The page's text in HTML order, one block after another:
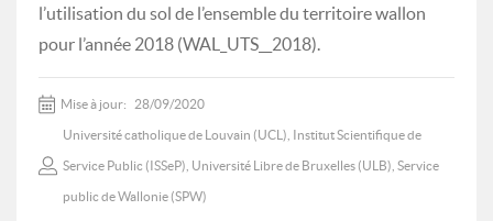
l’utilisation du sol de l’ensemble du territoire wallon
pour l’année 2018 (WAL_UTS__2018).
Mise à jour: 28/09/2020
Université catholique de Louvain (UCL), Institut Scientifique de
Service Public (ISSeP), Université Libre de Bruxelles (ULB), Service
public de Wallonie (SPW)